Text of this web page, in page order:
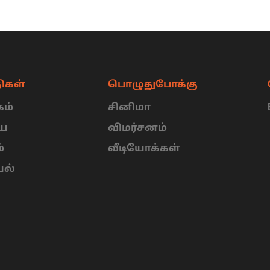
பொழுதுபோக்கு
சினிமா
விமர்சனம்
வீடியோக்கள்